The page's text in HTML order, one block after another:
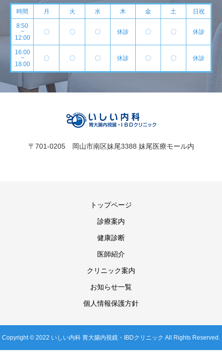
時間 月 火 水 木 金 土 日祝
8:50
~
12:00
〇 〇 〇 休診 〇 〇 休診
16:00
~
18:00
〇 〇 〇 休診 〇 〇 休診
〒701-0205 岡山市南区妹尾3388 妹尾医療モール内
トップページ
診療案内
健康診断
医師紹介
クリニック案内
お知らせ一覧
個人情報保護方針
Copyright © 2022 いしい内科 胃大腸内視鏡・IBDクリニック All Rights Reserved.